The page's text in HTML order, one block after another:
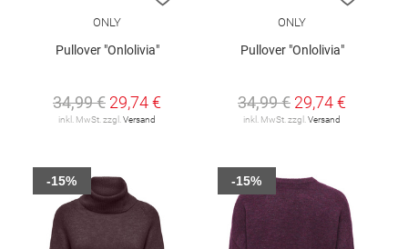
ONLY
Pullover "Onlolivia"
34,99 € 29,74 €
inkl. MwSt. zzgl.Versand
ONLY
Pullover "Onlolivia"
34,99 € 29,74 €
inkl. MwSt. zzgl.Versand
-15% -15%